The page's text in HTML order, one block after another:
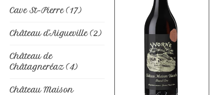
Cave St-Pierre (17)
Château d'Aigueville (2)
Château de
Châtagneréaz (4)
Château Maison